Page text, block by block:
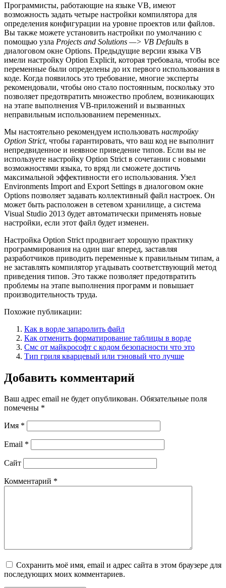
Программисты, работающие на языке VB, имеют
возможность задать четыре настройки компилятора для
определения конфигурации на уровне проектов или файлов.
Вы также можете установить настройки по умолчанию с
помощью узла Projects and Solutions —> VB Defaults в
диалоговом окне Options. Предыдущие версии языка VB
имели настройку Option Explicit, которая требовала, чтобы все
переменные были определены до их первого использования в
коде. Когда появилось это требование, многие эксперты
рекомендовали, чтобы оно стало постоянным, поскольку это
позволяет предотвратить множество проблем, возникающих
на этапе выполнения VB-приложений и вызванных
неправильным использованием переменных.
Мы настоятельно рекомендуем использовать настройку
Option Strict, чтобы гарантировать, что ваш код не выполнит
непредвиденное и неявное приведение типов. Если вы не
используете настройку Option Strict в сочетании с новыми
возможностями языка, то вряд ли сможете достичь
максимальной эффективности его использования. Узел
Environments Import and Export Settings в диалоговом окне
Options позволяет задавать коллективный файл настроек. Он
может быть расположен в сетевом хранилище, а система
Visual Studio 2013 будет автоматически применять новые
настройки, если этот файл будет изменен.
Настройка Option Strict продвигает хорошую практику
программирования на один шаг вперед, заставляя
разработчиков приводить переменные к правильным типам, а
не заставлять компилятор угадывать соответствующий метод
приведения типов. Это также позволяет предотвратить
проблемы на этапе выполнения программ и повышает
производительность труда.
Похожие публикации:
Как в ворде запаролить файл
Как отменить форматирование таблицы в ворде
Смс от майкрософт с кодом безопасности что это
Тип гриля кварцевый или тэновый что лучше
Добавить комментарий
Ваш адрес email не будет опубликован. Обязательные поля
помечены *
Имя *
Email *
Сайт
Комментарий *
Сохранить моё имя, email и адрес сайта в этом браузере для
последующих моих комментариев.